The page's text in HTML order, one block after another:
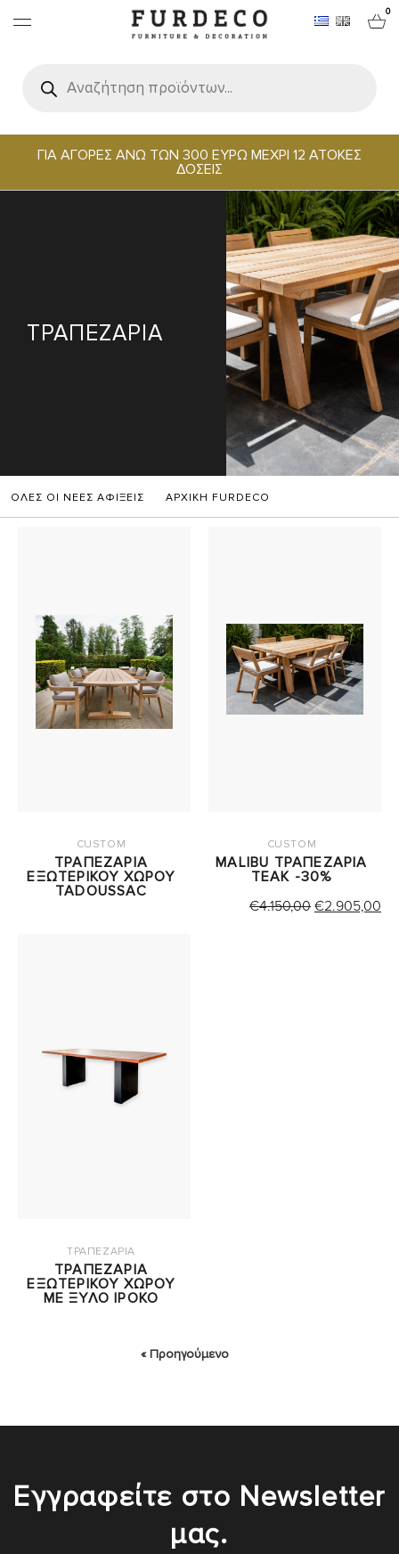
0
search
ΓΙΑ ΑΓΟΡΕΣ ΑΝΩ ΤΩΝ 300 ΕΥΡΩ ΜΕΧΡΙ 12 ΑΤΟΚΕΣ
ΔΟΣΕΙΣ
ΕΠΙΠΛΑ
ΧΑΛΙΑ
ΑΝΤΙΚΕΙΜΕΝΑ
ΕΙΔΗ ΣΕΡΒΙΡΙΣΜΑΤΟΣ & ΦΙΛΟΞΕΝΙΑΣ
PROJECTS
ΤΡΑΠΕΖΑΡΙΑ
ΟΛΕΣ ΟΙ ΝΕΕΣ ΑΦΙΞΕΙΣ ΑΡΧΙΚΗ FURDECO
CUSTOM
ΤΡΑΠΕΖΑΡΙΑ
ΕΞΩΤΕΡΙΚΟΥ ΧΩΡΟΥ
TADOUSSAC
CUSTOM
MALIBU ΤΡΑΠΕΖΑΡΙΑ
TEAK -30%
€4.150,00 ORIGINAL
€2.905,00
ΤΡΑΠΕΖΑΡΙΑ
ΤΡΑΠΕΖΑΡΙΑ
ΕΞΩΤΕΡΙΚΟΥ ΧΩΡΟΥ
ΜΕ ΞΥΛΟ ΙΡΟΚΟ
« Προηγούμενο
Εγγραφείτε στο Newsletter
μας.